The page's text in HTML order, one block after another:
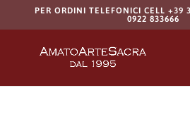
PER ORDINI TELEFONICI CELL +39
0922 833666